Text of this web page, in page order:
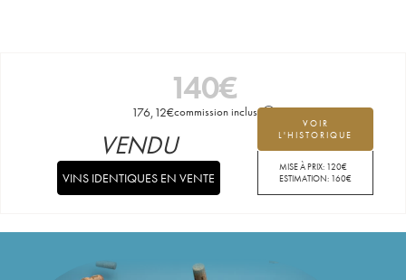
140€
176,12€commission incluse
VOIR
L'HISTORIQUE
MISE À PRIX: 120€
ESTIMATION: 160€
VENDU
VINS IDENTIQUES EN VENTE